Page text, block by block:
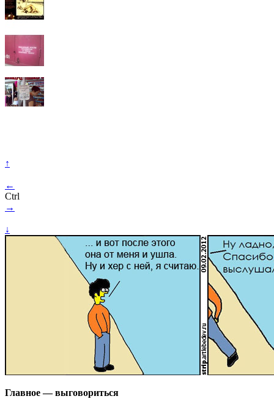
↑
←
Ctrl
→
↓
Главное — выговориться